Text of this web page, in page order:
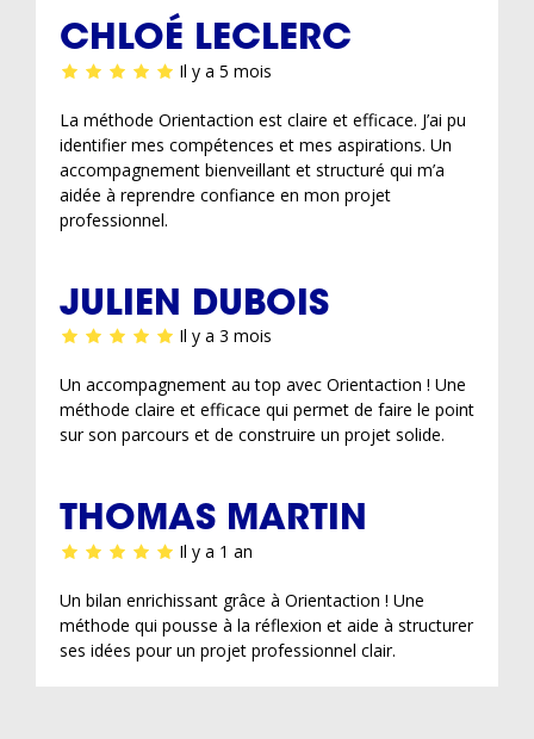
CHLOÉ LECLERC
Il y a 5 mois
La méthode Orientaction est claire et efficace. J’ai pu
identifier mes compétences et mes aspirations. Un
accompagnement bienveillant et structuré qui m’a
aidée à reprendre confiance en mon projet
professionnel.
JULIEN DUBOIS
Il y a 3 mois
Un accompagnement au top avec Orientaction ! Une
méthode claire et efficace qui permet de faire le point
sur son parcours et de construire un projet solide.
THOMAS MARTIN
Il y a 1 an
Un bilan enrichissant grâce à Orientaction ! Une
méthode qui pousse à la réflexion et aide à structurer
ses idées pour un projet professionnel clair.